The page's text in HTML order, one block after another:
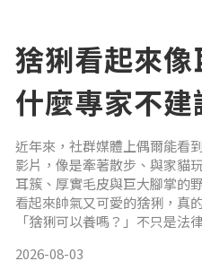
猞猁看起來
什麼專家不
養？
近年來，社群媒體上偶爾能看
影片，像是牽著散步、與家貓
耳簇、厚實毛皮與巨大腳掌的
看起來帥氣又可愛的猞猁，真
「猞猁可以養嗎？」不只是法
法改變牠與家貓截然不同的野
2026-08-03